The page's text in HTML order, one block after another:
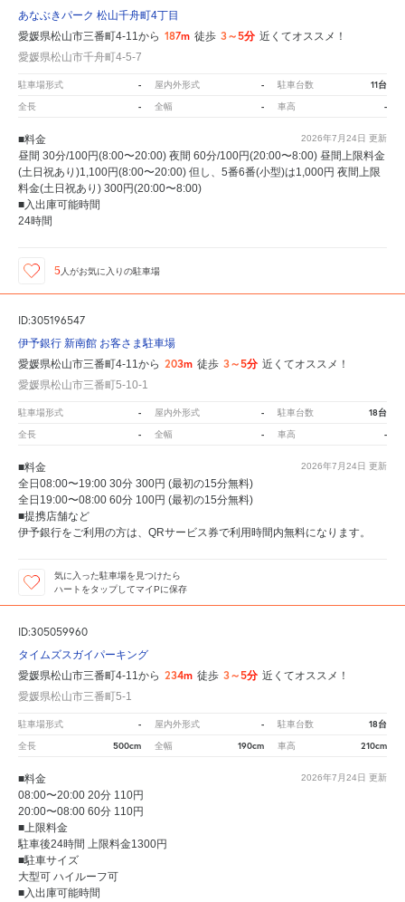
あなぶきパーク 松山千舟町4丁目
愛媛県松山市三番町4-11から 187m 徒歩 3～5分 近くてオススメ！
愛媛県松山市千舟町4-5-7
駐車場形式 - 屋内外形式 - 駐車台数 11台
全長 - 全幅 - 車高 -
2026年7月24日 更新
■料金
昼間 30分/100円(8:00〜20:00) 夜間 60分/100円(20:00〜8:00) 昼間上限料金
(土日祝あり)1,100円(8:00〜20:00) 但し、5番6番(小型)は1,000円 夜間上限
料金(土日祝あり) 300円(20:00〜8:00)
■入出庫可能時間
24時間
5 人がお気に入りの駐車場
ID:305196547
伊予銀行 新南館 お客さま駐車場
愛媛県松山市三番町4-11から 203m 徒歩 3～5分 近くてオススメ！
愛媛県松山市三番町5-10-1
駐車場形式 - 屋内外形式 - 駐車台数 18台
全長 - 全幅 - 車高 -
2026年7月24日 更新
■料金
全日08:00〜19:00 30分 300円 (最初の15分無料)
全日19:00〜08:00 60分 100円 (最初の15分無料)
■提携店舗など
伊予銀行をご利用の方は、QRサービス券で利用時間内無料になります。
気に入った駐車場を見つけたら
ハートをタップしてマイPに保存
ID:305059960
タイムズスガイパーキング
愛媛県松山市三番町4-11から 234m 徒歩 3～5分 近くてオススメ！
愛媛県松山市三番町5-1
駐車場形式 - 屋内外形式 - 駐車台数 18台
全長 500cm 全幅 190cm 車高 210cm
2026年7月24日 更新
■料金
08:00〜20:00 20分 110円
20:00〜08:00 60分 110円
■上限料金
駐車後24時間 上限料金1300円
■駐車サイズ
大型可 ハイルーフ可
■入出庫可能時間